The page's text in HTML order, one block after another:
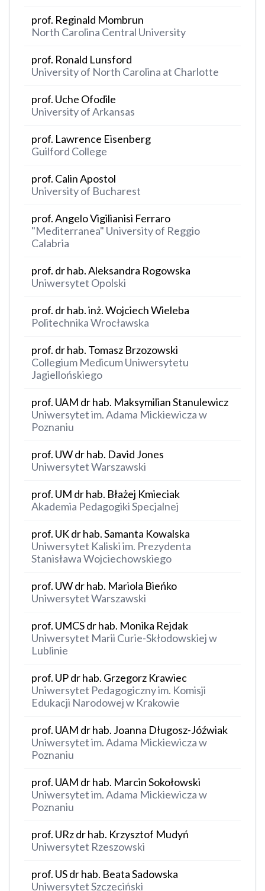
prof. Reginald Mombrun
North Carolina Central University
prof. Ronald Lunsford
University of North Carolina at Charlotte
prof. Uche Ofodile
University of Arkansas
prof. Lawrence Eisenberg
Guilford College
prof. Calin Apostol
University of Bucharest
prof. Angelo Vigilianisi Ferraro
"Mediterranea" University of Reggio
Calabria
prof. dr hab. Aleksandra Rogowska
Uniwersytet Opolski
prof. dr hab. inż. Wojciech Wieleba
Politechnika Wrocławska
prof. dr hab. Tomasz Brzozowski
Collegium Medicum Uniwersytetu
Jagiellońskiego
prof. UAM dr hab. Maksymilian Stanulewicz
Uniwersytet im. Adama Mickiewicza w
Poznaniu
prof. UW dr hab. David Jones
Uniwersytet Warszawski
prof. UM dr hab. Błażej Kmieciak
Akademia Pedagogiki Specjalnej
prof. UK dr hab. Samanta Kowalska
Uniwersytet Kaliski im. Prezydenta
Stanisława Wojciechowskiego
prof. UW dr hab. Mariola Bieńko
Uniwersytet Warszawski
prof. UMCS dr hab. Monika Rejdak
Uniwersytet Marii Curie-Skłodowskiej w
Lublinie
prof. UP dr hab. Grzegorz Krawiec
Uniwersytet Pedagogiczny im. Komisji
Edukacji Narodowej w Krakowie
prof. UAM dr hab. Joanna Długosz-Jóźwiak
Uniwersytet im. Adama Mickiewicza w
Poznaniu
prof. UAM dr hab. Marcin Sokołowski
Uniwersytet im. Adama Mickiewicza w
Poznaniu
prof. URz dr hab. Krzysztof Mudyń
Uniwersytet Rzeszowski
prof. US dr hab. Beata Sadowska
Uniwersytet Szczeciński